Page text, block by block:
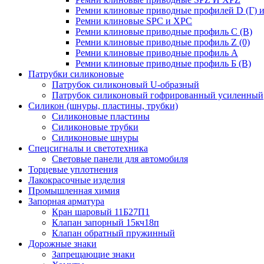
Ремни клиновые приводные профилей D (Г)
Ремни клиновые SPC и XPC
Ремни клиновые приводные профиль C (В)
Ремни клиновые приводные профиль Z (0)
Ремни клиновые приводные профиль А
Ремни клиновые приводные профиль Б (B)
Патрубки силиконовые
Патрубок силиконовый U-образный
Патрубок силиконовый гофрированный усиленный
Силикон (шнуры, пластины, трубки)
Силиконовые пластины
Силиконовые трубки
Силиконовые шнуры
Спецсигналы и светотехника
Световые панели для автомобиля
Торцевые уплотнения
Лакокрасочные изделия
Промышленная химия
Запорная арматура
Кран шаровый 11Б27П1
Клапан запорный 15кч18п
Клапан обратный пружинный
Дорожные знаки
Запрещающие знаки